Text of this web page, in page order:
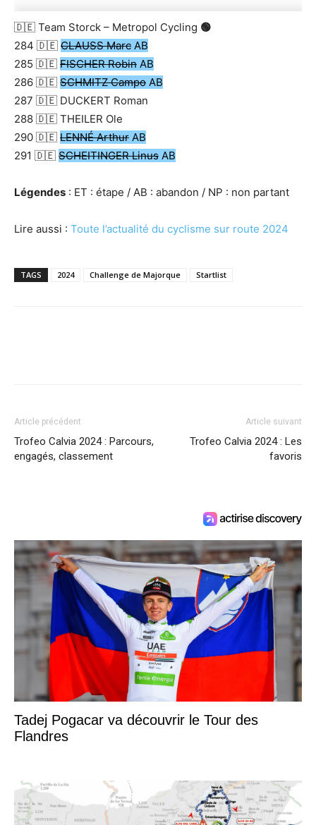
🇩🇪 Team Storck – Metropol Cycling 🟢
284 🇩🇪 CLAUSS Marc AB
285 🇩🇪 FISCHER Robin AB
286 🇩🇪 SCHMITZ Campo AB
287 🇩🇪 DUCKERT Roman
288 🇩🇪 THEILER Ole
290 🇩🇪 LENNÉ Arthur AB
291 🇩🇪 SCHEITINGER Linus AB
Légendes : ET : étape / AB : abandon / NP : non partant
Lire aussi : Toute l’actualité du cyclisme sur route 2024
TAGS 2024 Challenge de Majorque Startlist
Article précédent
Trofeo Calvia 2024 : Parcours,
engagés, classement
Article suivant
Trofeo Calvia 2024 : Les
favoris
Tadej Pogacar va découvrir le Tour des
Flandres